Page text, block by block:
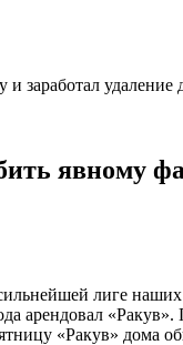
заработал удаление
явному
лиге
«Ракув».
«Ракув» дома